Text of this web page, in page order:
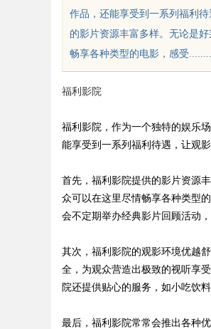
sc
作品，还能享受到一系列福利
的影片资源丰富多样。无论是
畅享各种类型的电影，感受
福利影院
福利影院，作为一个独特的娱乐
能享受到一系列福利待遇，让观
首先，福利影院提供的影片资源
众可以在这里尽情畅享各种类型
会不定期举办经典影片回顾活动
其次，福利影院的观影环境优越
全，为观众营造出极致的视听享
院还提供贴心的服务，如小吃饮
最后，福利影院常常会推出各种
眼镜 上海配眼镜